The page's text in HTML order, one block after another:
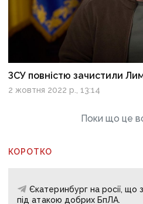
ЗСУ повністю зачистили
2 жовтня 2022 р., 13:14
Поки що це
КОРОТКО
Єкатеринбург на росії, що
під атакою добрих БпЛА.